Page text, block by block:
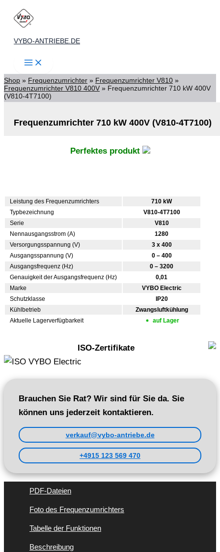
Zum
Inhalt
springen
VYBO-ANTRIEBE.DE
Shop » Frequenzumrichter » Frequenzumrichter V810 »
Frequenzumrichter V810 400V » Frequenzumrichter 710 kW 400V
(V810-4T7100)
Frequenzumrichter 710 kW 400V (V810-4T7100)
Perfektes produkt
Leistung des Frequenzumrichters
710 kW
Typbezeichnung
V810-4T7100
Serie
V810
Nennausgangsstrom (A)
1280
Versorgungsspannung (V)
3 x 400
Ausgangsspannung (V)
0 – 400
Ausgangsfrequenz (Hz)
0 – 3200
Genauigkeit der Ausgangsfrequenz (Hz)
0,01
Marke
VYBO Electric
Schutzklasse
IP20
Kühlbetrieb
Zwangsluftkühlung
Aktuelle Lagerverfügbarkeit
auf Lager
ISO-Zertifikate
Brauchen Sie Rat? Wir sind für Sie da. Sie
können uns jederzeit kontaktieren.
verkauf@vybo-antriebe.de
+4915 123 569 470
PDF-Dateien
Foto des Frequenzumrichters
Tabelle der Funktionen
Beschreibung